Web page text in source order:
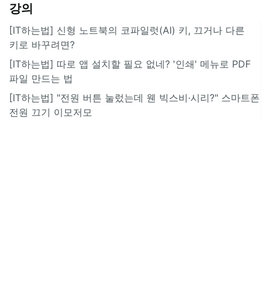
강의
[IT하는법] 신형 노트북의 코파일럿(AI) 키, 끄거나 다른
키로 바꾸려면?
[IT하는법] 따로 앱 설치할 필요 없네? '인쇄' 메뉴로 PDF
파일 만드는 법
[IT하는법] "전원 버튼 눌렀는데 웬 빅스비·시리?" 스마트폰
전원 끄기 이모저모